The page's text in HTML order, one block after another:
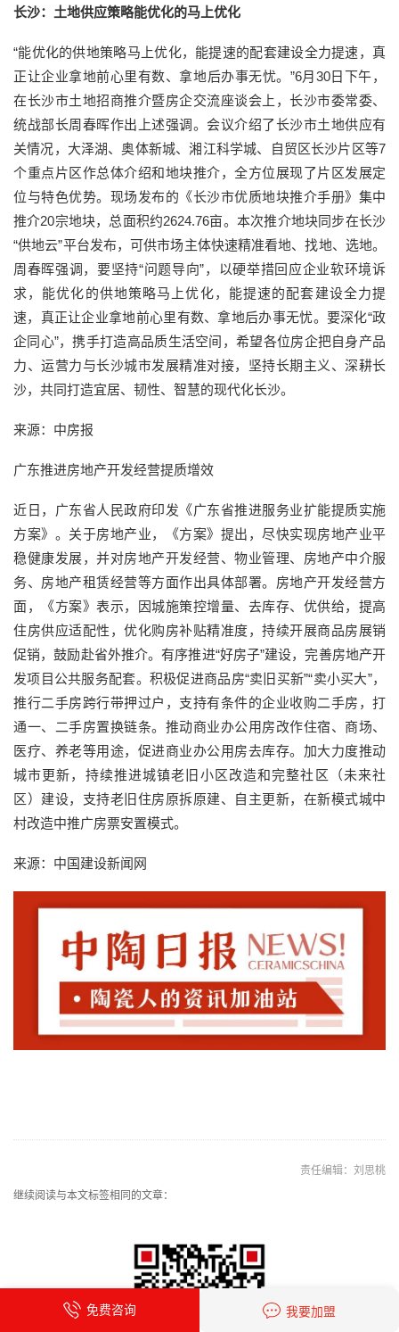
长沙：土地供应策略能优化的马上优化
“能优化的供地策略马上优化，能提速的配套建设全力提速，真
正让企业拿地前心里有数、拿地后办事无忧。”6月30日下午，
在长沙市土地招商推介暨房企交流座谈会上，长沙市委常委、
统战部长周春晖作出上述强调。会议介绍了长沙市土地供应有
关情况，大泽湖、奥体新城、湘江科学城、自贸区长沙片区等7
个重点片区作总体介绍和地块推介，全方位展现了片区发展定
位与特色优势。现场发布的《长沙市优质地块推介手册》集中
推介20宗地块，总面积约2624.76亩。本次推介地块同步在长沙
“供地云”平台发布，可供市场主体快速精准看地、找地、选地。
周春晖强调，要坚持“问题导向”，以硬举措回应企业软环境诉
求，能优化的供地策略马上优化，能提速的配套建设全力提
速，真正让企业拿地前心里有数、拿地后办事无忧。要深化“政
企同心”，携手打造高品质生活空间，希望各位房企把自身产品
力、运营力与长沙城市发展精准对接，坚持长期主义、深耕长
沙，共同打造宜居、韧性、智慧的现代化长沙。
来源：中房报
广东推进房地产开发经营提质增效
近日，广东省人民政府印发《广东省推进服务业扩能提质实施
方案》。关于房地产业，《方案》提出，尽快实现房地产业平
稳健康发展，并对房地产开发经营、物业管理、房地产中介服
务、房地产租赁经营等方面作出具体部署。房地产开发经营方
面，《方案》表示，因城施策控增量、去库存、优供给，提高
住房供应适配性，优化购房补贴精准度，持续开展商品房展销
促销，鼓励赴省外推介。有序推进“好房子”建设，完善房地产开
发项目公共服务配套。积极促进商品房“卖旧买新”“卖小买大”，
推行二手房跨行带押过户，支持有条件的企业收购二手房，打
通一、二手房置换链条。推动商业办公用房改作住宿、商场、
医疗、养老等用途，促进商业办公用房去库存。加大力度推动
城市更新，持续推进城镇老旧小区改造和完整社区（未来社
区）建设，支持老旧住房原拆原建、自主更新，在新模式城中
村改造中推广房票安置模式。
来源：中国建设新闻网
责任编辑：刘思桃
继续阅读与本文标签相同的文章：
免费咨询 我要加盟